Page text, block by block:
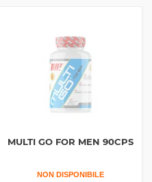
MULTI GO FOR MEN 90CPS
NON DISPONIBILE